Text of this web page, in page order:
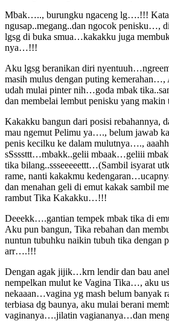
Mbak….., burungku ngaceng lg….!!!
ngusap..megang..dan ngocok penisku…,
lgsg di buka smua…kakakku juga
nya…!!!
Aku lgsg beranikan diri
masih mulus dengan puting
udah mulai pinter nih…goda mbak
dan membelai lembut penisku yang makin
Kakakku bangun dari posisi
mau ngemut Pelimu ya…., belum jawab
penis kecilku ke dalam mulutnya….,
sSsssttt…mbakk..gelii mbaak…geliii
tika bilang..ssseeeeettt…(Sambil isyarat
rame, nanti kakakmu
dan menahan geli di emut kakak sambil
rambut Tika Kakakku…!!!
Deeekk….gantian tempek mbak tika di
Aku pun bangun, Tika rebahan dan
nuntun tubuhku naikin tubuh tika dengan
arr….!!!
Dengan agak jijik…krn lendir dan bau
nempelkan mulut ke Vagina Tika…, aku
nekaaan…vagina yg mash belum banyak
terbiasa dg baunya, aku mulai berani
vaginanya….jilatin vagiananya…dan